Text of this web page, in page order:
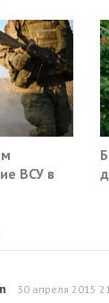
ВСУ в
30 апреля 2015